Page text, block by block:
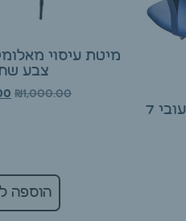
מיטת עיסוי מעץ דגם שקד עובי 7
מיטת עיסוי
צבע
₪1,000.00
הוספה